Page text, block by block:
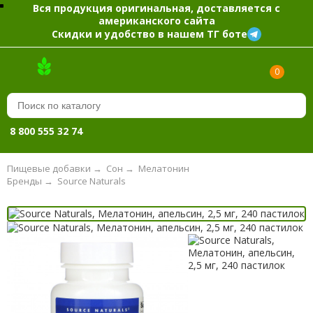
Вся продукция оригинальная, доставляется с
американского сайта
Скидки и удобство в нашем ТГ боте
0
8 800 555 32 74
Пищевые добавки → Сон → Мелатонин
Source Naturals
Бренды →